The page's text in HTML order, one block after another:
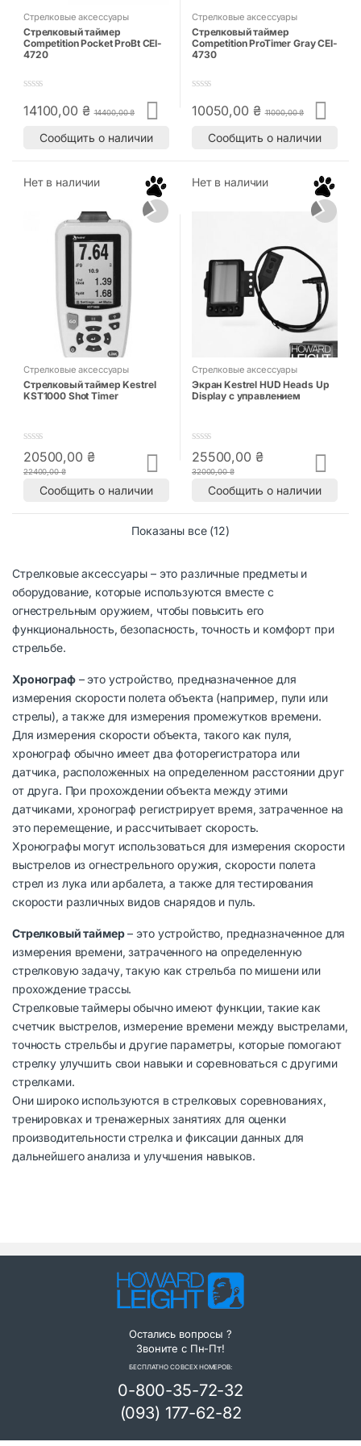
Стрелковые аксессуары
Стрелковый таймер
Competition Pocket ProBt CEI-
4720
o14100,00 ₴ 14400,00₴
Сообщить о наличии
Стрелковые аксессуары
Стрелковый таймер
Competition ProTimer Gray CEI-
4730
o10050,00 ₴ 11000,00₴
Сообщить о наличии
Нет в наличии
Стрелковые аксессуары
Стрелковый таймер Kestrel
KST1000 Shot Timer
0
o
u
20500,00 ₴
22400,00₴
Сообщить о наличии
Нет в наличии
Стрелковые аксессуары
Экран Kestrel HUD Heads Up
Display с управлением
0
o
u
25500,00 ₴
32000,00₴
Сообщить о наличии
Показаны все (12)
Стрелковые аксессуары – это различные предметы и
оборудование, которые используются вместе с
огнестрельным оружием, чтобы повысить его
функциональность, безопасность, точность и комфорт при
стрельбе.
Хронограф– это устройство, предназначенное для
измерения скорости полета объекта (например, пули или
стрелы), а также для измерения промежутков времени.
Для измерения скорости объекта, такого как пуля,
хронограф обычно имеет два фоторегистратора или
датчика, расположенных на определенном расстоянии друг
от друга. При прохождении объекта между этими
датчиками, хронограф регистрирует время, затраченное на
это перемещение, и рассчитывает скорость.
Хронографы могут использоваться для измерения скорости
выстрелов из огнестрельного оружия, скорости полета
стрел из лука или арбалета, а также для тестирования
скорости различных видов снарядов и пуль.
Стрелковый таймер– это устройство, предназначенное для
измерения времени, затраченного на определенную
стрелковую задачу, такую как стрельба по мишени или
прохождение трассы.
Стрелковые таймеры обычно имеют функции, такие как
счетчик выстрелов, измерение времени между выстрелами,
точность стрельбы и другие параметры, которые помогают
стрелку улучшить свои навыки и соревноваться с другими
стрелками.
Они широко используются в стрелковых соревнованиях,
тренировках и тренажерных занятиях для оценки
производительности стрелка и фиксации данных для
дальнейшего анализа и улучшения навыков.
Остались вопросы ?
Звоните с Пн-Пт!
БЕСПЛАТНО СО ВСЕХ НОМЕРОВ:
0-800-35-72-32
(093) 177-62-82